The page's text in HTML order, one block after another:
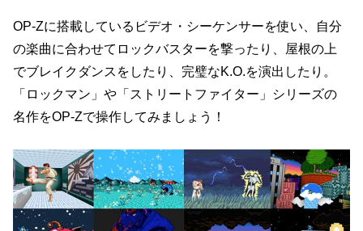
OP-Zに搭載しているビデオ・シーケンサーを使い、自分
の楽曲に合わせてロックバスターを撃ったり、屋根の上
でブレイクダンスをしたり、完璧なK.O.を演出したり。
「ロックマン」や「ストリートファイター」シリーズの
名作をOP-Zで操作してみましょう！